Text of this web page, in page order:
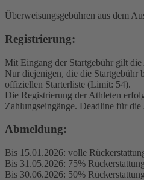
Überweisungsgebühren aus dem
Registrierung:
Mit Eingang der Startgebühr gilt
Nur diejenigen, die die Startgebühr
offiziellen Starterliste (Limit: 54).
Die Registrierung der Athleten
Zahlungseingänge. Deadline für
Abmeldung:
Bis 15.01.2026: volle
Bis 31.05.2026: 75% Rückerstattung
Bis 30.06.2026: 50% Rückerstattung